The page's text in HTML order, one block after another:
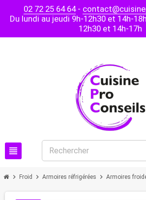
02 72 25 64 64-
Du lundi au jeudi 9h-12h30 et 14h-
12h30 et 14h-17h
view_headline
chevron_right Froid chevron_right Armoires réfrigérées chevron_right Armoires